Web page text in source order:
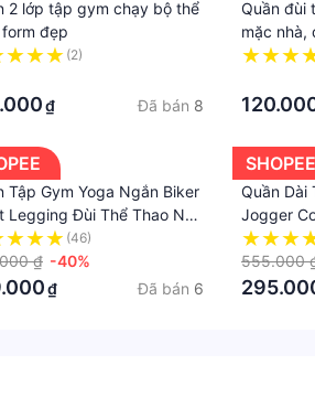
2 lớp tập gym chạy bộ thể
đẹp
(2)
₫ Đã bán 8
Quần đùi
mặc nhà,
hút mồ
Tập Gym Yoga Ngắn Biker
Legging Đùi Thể Thao Nữ
Gen Bụng Nâng Mông
Poly Mềm 𝙎𝙤𝙡𝙤
934
(46)
₫ -40%
₫ Đã bán 6
SHOPEE
Quần Dài
Jogger
Dục Tập
555.000